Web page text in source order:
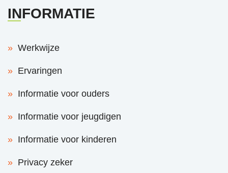
INFORMATIE
Werkwijze
Ervaringen
Informatie voor ouders
Informatie voor jeugdigen
Informatie voor kinderen
Privacy zeker